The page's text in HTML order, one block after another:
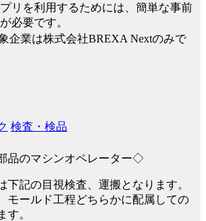
リを利用するためには、簡単な事前
必要です。
企業は株式会社BREXA Nextのみで
検査・検品
品のマシンオペレーター◇
下記の目視検査、運搬となります。
モールド工程どちらかに配属しての
す。